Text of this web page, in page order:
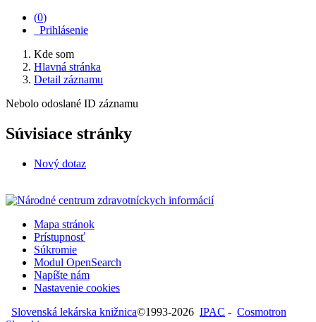
(0)
Prihlásenie
Kde som
Hlavná stránka
Detail záznamu
Nebolo odoslané ID záznamu
Súvisiace stránky
Nový dotaz
Mapa stránok
Prístupnosť
Súkromie
Modul OpenSearch
Napíšte nám
Nastavenie cookies
Slovenská lekárska knižnica©1993-2026 IPAC - Cosmotron